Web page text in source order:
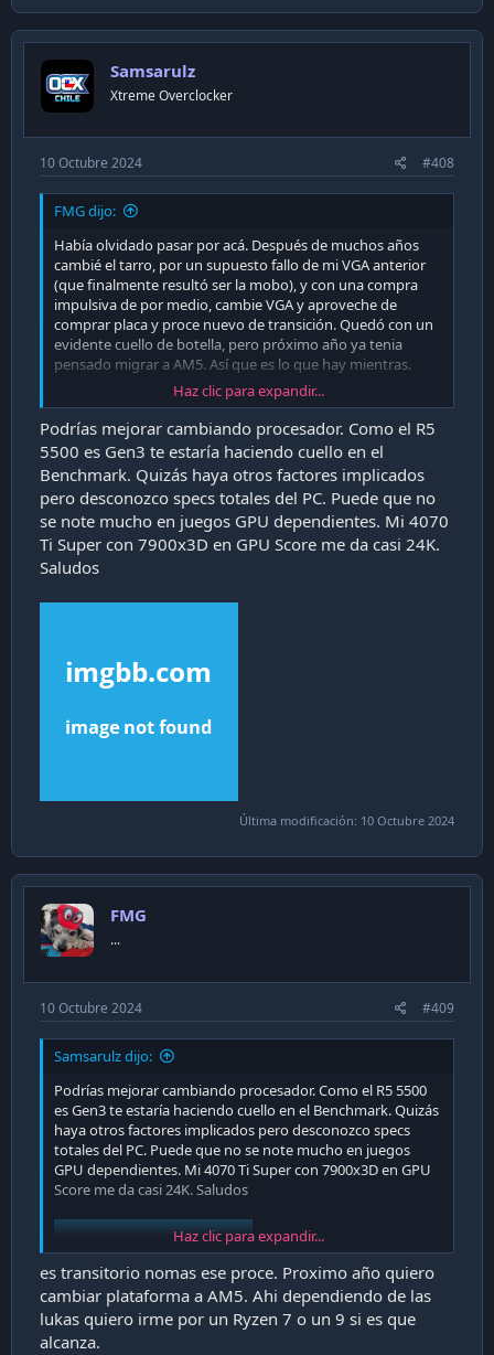
Samsarulz
Xtreme Overclocker
10 Octubre 2024 #408
FMG dijo:
Había olvidado pasar por acá. Después de muchos años
cambié el tarro, por un supuesto fallo de mi VGA anterior
(que finalmente resultó ser la mobo), y con una compra
impulsiva de por medio, cambie VGA y aproveche de
comprar placa y proce nuevo de transición. Quedó con un
evidente cuello de botella, pero próximo año ya tenia
pensado migrar a AM5. Así que es lo que hay mientras.
I scored 16 496 in Time Spy
AMD Ryzen 5 5500, NVIDIA GeForce RTX 4080
SUPER x 1, 16384 MB, 64-bit Windows 11}
www.3dmark.com
De cualquier forma es un salto gigante desde mi anterior
1070
Haz clic para expandir...
Podrías mejorar cambiando procesador. Como el R5
5500 es Gen3 te estaría haciendo cuello en el
Benchmark. Quizás haya otros factores implicados
pero desconozco specs totales del PC. Puede que no
se note mucho en juegos GPU dependientes. Mi 4070
Ti Super con 7900x3D en GPU Score me da casi 24K.
Saludos
Última modificación: 10 Octubre 2024
FMG
...
10 Octubre 2024 #409
Samsarulz dijo:
Podrías mejorar cambiando procesador. Como el R5 5500
es Gen3 te estaría haciendo cuello en el Benchmark. Quizás
haya otros factores implicados pero desconozco specs
totales del PC. Puede que no se note mucho en juegos
GPU dependientes. Mi 4070 Ti Super con 7900x3D en GPU
Score me da casi 24K. Saludos
Haz clic para expandir...
es transitorio nomas ese proce. Proximo año quiero
cambiar plataforma a AM5. Ahi dependiendo de las
lukas quiero irme por un Ryzen 7 o un 9 si es que
alcanza.